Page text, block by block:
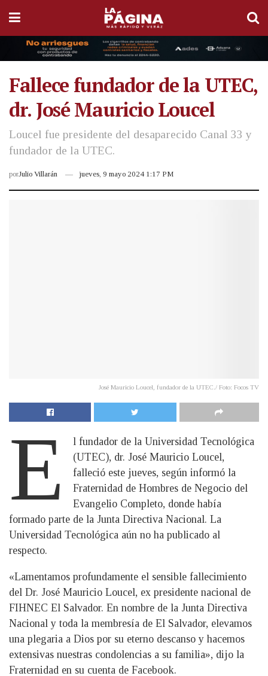
Fallece fundador de la UTEC,
dr. José Mauricio Loucel
Loucel fue presidente del desaparecido Canal 33 y
fundador de la UTEC.
porJulio Villarán jueves, 9 mayo 2024 1:17 PM
José Mauricio Loucel, fundador de la UTEC./ Foto: Focos TV
E
l fundador de la Universidad Tecnológica
(UTEC), dr. José Mauricio Loucel,
falleció este jueves, según informó la
Fraternidad de Hombres de Negocio del
Evangelio Completo, donde había
formado parte de la Junta Directiva Nacional. La
Universidad Tecnológica aún no ha publicado al
respecto.
«Lamentamos profundamente el sensible fallecimiento
del Dr. José Mauricio Loucel, ex presidente nacional de
FIHNEC El Salvador. En nombre de la Junta Directiva
Nacional y toda la membresía de El Salvador, elevamos
una plegaria a Dios por su eterno descanso y hacemos
extensivas nuestras condolencias a su familia», dijo la
Fraternidad en su cuenta de Facebook.